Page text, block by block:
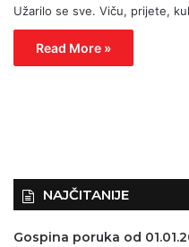
Užarilo se sve. Viču, prijete,
Read More »
NAJČITANIJE
Gospina poruka od